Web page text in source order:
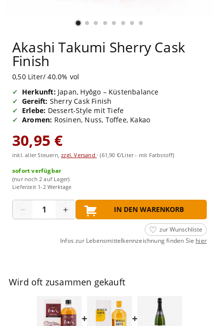
Akashi Takumi Sherry Cask
Finish
0,50 Liter/ 40.0% vol
Herkunft:Japan, Hyōgo – Küstenbalance
Gereift: Sherry Cask Finish
Erlebe: Dessert-Style mit Tiefe
Aromen: Rosinen, Nuss, Toffee, Kakao
30,95 €
inkl. aller Steuern,zzgl. Versand ·(61,90 €/Liter - mit Farbstoff)
sofort verfügbar
(nur noch 2 auf Lager)
Lieferzeit 1-2 Werktage
− + IN DEN WARENKORB
zur Wunschliste
Infos zur Lebensmittelkennzeichnung finden Sie hier
Wird oft zusammen gekauft
+ +